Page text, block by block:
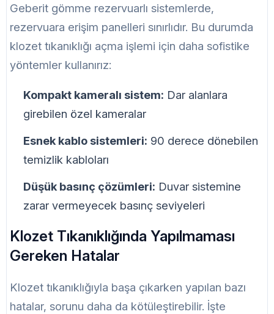
Geberit gömme rezervuarlı sistemlerde,
rezervuara erişim panelleri sınırlıdır. Bu durumda
klozet tıkanıklığı açma işlemi için daha sofistike
yöntemler kullanırız:
Kompakt kameralı sistem: Dar alanlara
girebilen özel kameralar
Esnek kablo sistemleri: 90 derece dönebilen
temizlik kabloları
Düşük basınç çözümleri: Duvar sistemine
zarar vermeyecek basınç seviyeleri
Klozet Tıkanıklığında Yapılmaması
Gereken Hatalar
Klozet tıkanıklığıyla başa çıkarken yapılan bazı
hatalar, sorunu daha da kötüleştirebilir. İşte